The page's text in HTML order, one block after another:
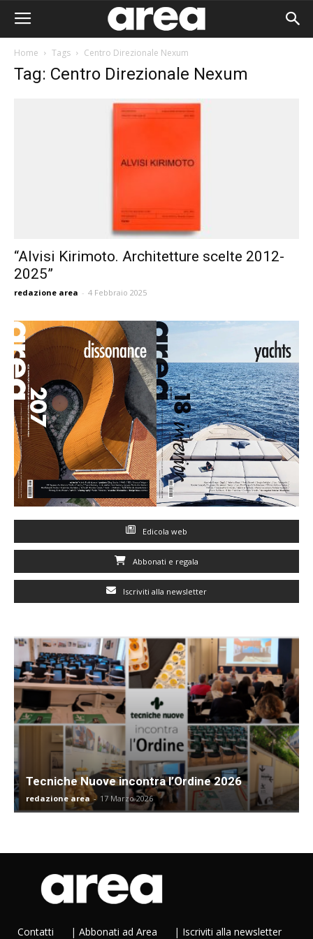
Home Tags Centro Direzionale Nexum
Tag: Centro Direzionale Nexum
“Alvisi Kirimoto. Architetture scelte 2012-
2025”
redazione area - 4 Febbraio 2025
Edicola web
Abbonati e regala
Iscriviti alla newsletter
Tecniche Nuove incontra l’Ordine 2026
redazione area - 17 Marzo 2026
Contatti | Abbonati ad Area | Iscriviti alla newsletter